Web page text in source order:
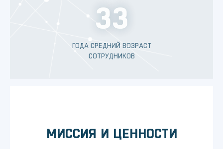
33
ГОДА СРЕДНИЙ ВОЗРАСТ
СОТРУДНИКОВ
МИССИЯ И ЦЕННОСТИ